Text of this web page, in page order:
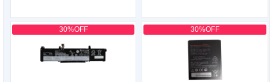
30%OFF 30%OFF